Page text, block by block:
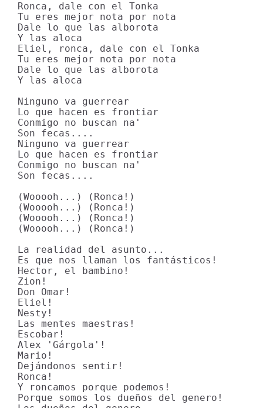
Ronca, dale con el Tonka
Tu eres mejor nota por nota
Dale lo que las alborota
Y las aloca
Eliel, ronca, dale con el Tonka
Tu eres mejor nota por nota
Dale lo que las alborota
Y las aloca
Ninguno va guerrear
Lo que hacen es frontiar
Conmigo no buscan na'
Son fecas....
Ninguno va guerrear
Lo que hacen es frontiar
Conmigo no buscan na'
Son fecas....
(Wooooh...) (Ronca!)
(Wooooh...) (Ronca!)
(Wooooh...) (Ronca!)
(Wooooh...) (Ronca!)
La realidad del asunto...
Es que nos llaman los fantásticos!
Hector, el bambino!
Zion!
Don Omar!
Eliel!
Nesty!
Las mentes maestras!
Escobar!
Alex 'Gárgola'!
Mario!
Dejándonos sentir!
Ronca!
Y roncamos porque podemos!
Porque somos los dueños del genero!